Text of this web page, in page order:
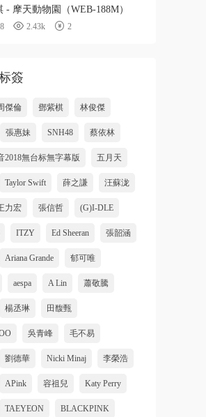
- 摩天動物園（WEB-188M）
2.43k 2
簽
傑倫 鄧紫棋 林俊傑
張惠妹 SNH48 蔡依林
2018無台标無字幕版 五月天
Taylor Swift 薛之謙 汪蘇泷
力宏 張信哲 (G)I-DLE
ITZY Ed Sheeran 張韶涵
Ariana Grande 郁可唯
aespa A Lin 蕭敬騰
楊丞琳 田馥甄
吳青峰 毛不易
劉德華 Nicki Minaj 李榮浩
APink 容祖兒 Katy Perry
TAEYEON BLACKPINK